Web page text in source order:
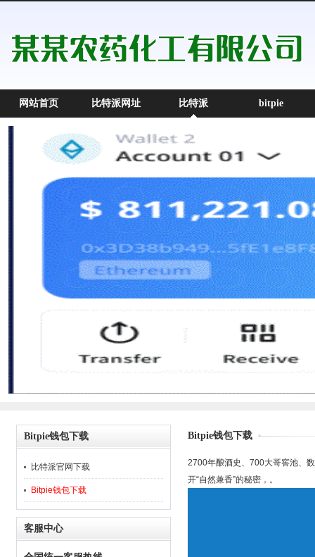
网站首页 比特派网址 比特派 bitpie
Bitpie钱包下载
比特派官网下载
Bitpie钱包下载
客服中心
Bitpie钱包下载
2700年酿酒史、700大哥窖池、
开“自然兼香”的秘密，。